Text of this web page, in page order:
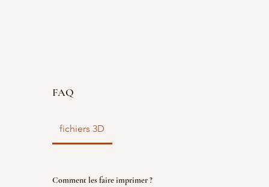
FAQ
fichiers 3D
Comment les faire imprimer ?